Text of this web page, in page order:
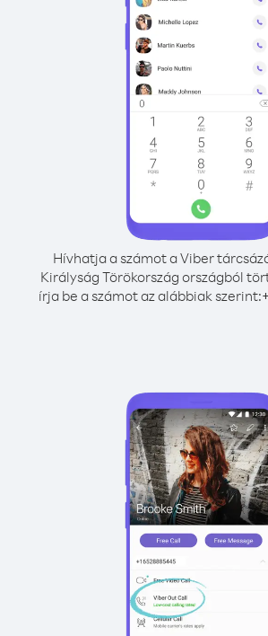
Hívhatja a számot a Viber
Királyság Törökország országból
írja be a számot az alábbiak szerint:+